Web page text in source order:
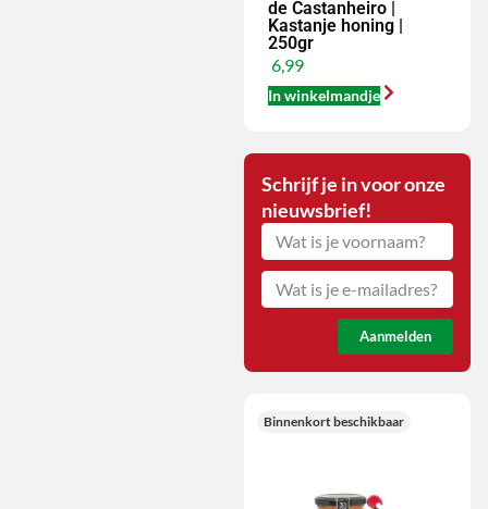
de Castanheiro |
Kastanje honing |
250gr
6,99
In winkelmandje
Schrijf je in voor onze
nieuwsbrief!
Aanmelden
Binnenkort beschikbaar